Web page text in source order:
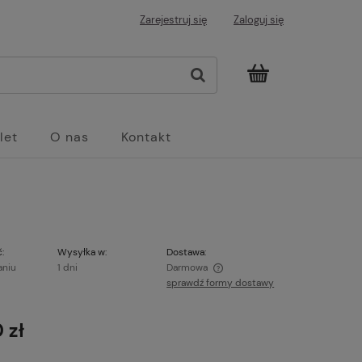
Zarejestruj się Zaloguj się
O nas Kontakt
Wysyłka w:
1 dni
Dostawa:
Darmowa
sprawdź formy dostawy